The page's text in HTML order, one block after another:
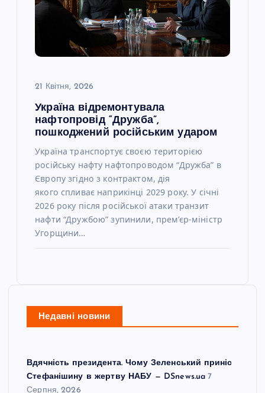
21 Квітня, 2026
Україна відремонтувала
нафтопровід “Дружба”,
пошкоджений російським ударом
Україна транспортує своєю територією
російську нафту нафтопроводом “Дружба” в
Європу згідно з контрактом, дія
якого спливає наприкінці 2029 року. У січні
2026 року після російської атаки транзит
нафти “Дружбою” зупинили, прем’єр-міністр
Угорщини…
Недавні новини
Вдячність президента. Чому Зеленський приніс
Стефанішину в жертву НАБУ — DSnews.ua 7
Серпня, 2026